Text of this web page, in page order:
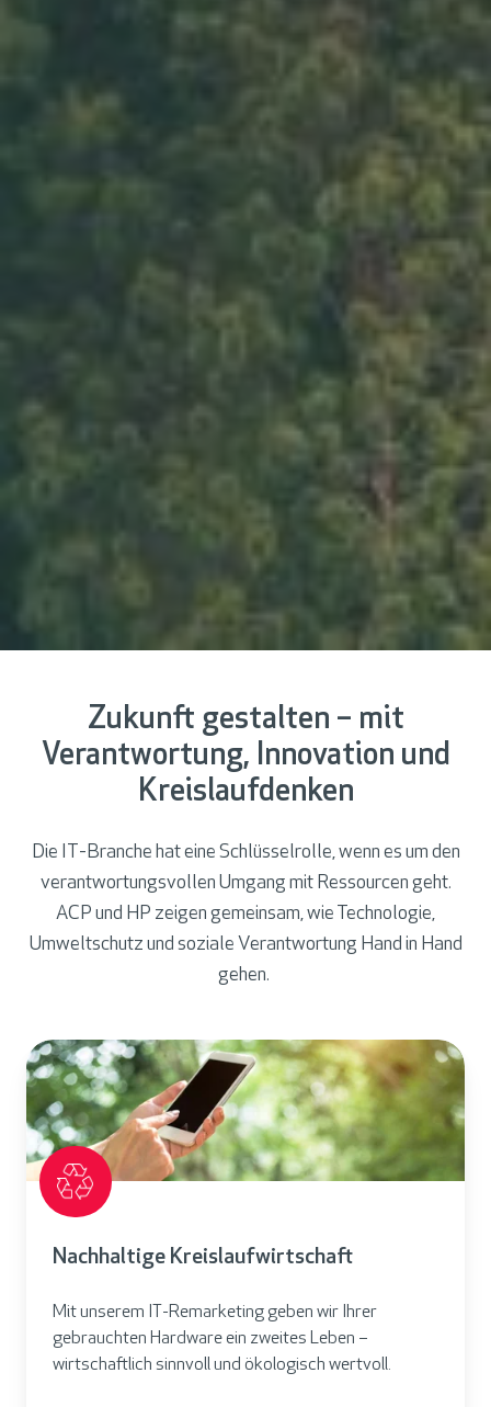
Zukunft gestalten – mit
Verantwortung, Innovation und
Kreislaufdenken
Die IT-Branche hat eine Schlüsselrolle, wenn es um den
verantwortungsvollen Umgang mit Ressourcen geht.
ACP und HP zeigen gemeinsam, wie Technologie,
Umweltschutz und soziale Verantwortung Hand in Hand
gehen.
Nachhaltige Kreislaufwirtschaft
Mit unserem IT-Remarketing geben wir Ihrer
gebrauchten Hardware ein zweites Leben –
wirtschaftlich sinnvoll und ökologisch wertvoll.